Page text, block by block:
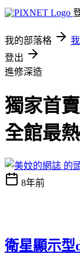
我的部落格
登出
進修深造
獨家首
全館最
8年前
衛星顯示型